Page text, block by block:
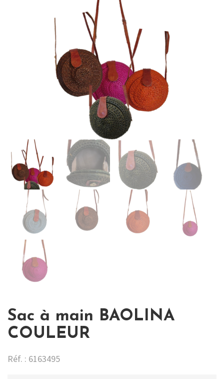
Sac à main BAOLINA
COULEUR
Réf. : 6163495